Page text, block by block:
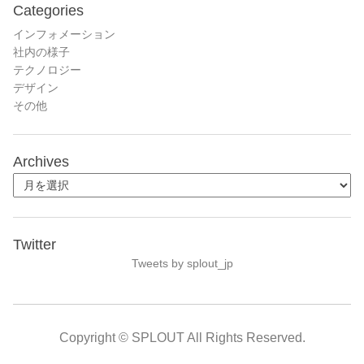
Categories
インフォメーション
社内の様子
テクノロジー
デザイン
その他
Archives
Twitter
Tweets by splout_jp
Copyright © SPLOUT All Rights Reserved.